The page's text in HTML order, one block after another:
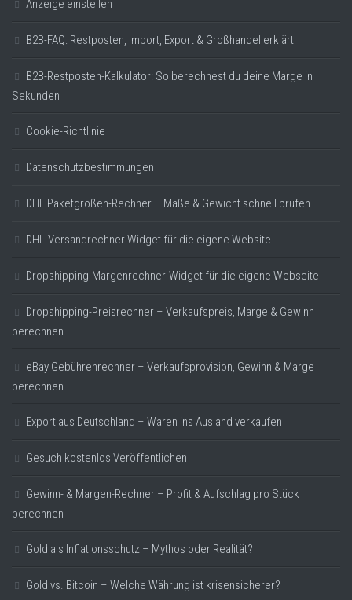
Anzeige einstellen
B2B-FAQ: Restposten, Import, Export & Großhandel erklärt
B2B-Restposten-Kalkulator: So berechnest du deine Marge in
Sekunden
Cookie-Richtlinie
Datenschutzbestimmungen
DHL Paketgrößen-Rechner – Maße & Gewicht schnell prüfen
DHL-Versandrechner Widget für die eigene Website.
Dropshipping-Margenrechner-Widget für die eigene Webseite
Dropshipping-Preisrechner – Verkaufspreis, Marge & Gewinn
berechnen
eBay Gebührenrechner – Verkaufsprovision, Gewinn & Marge
berechnen
Export aus Deutschland – Waren ins Ausland verkaufen
Gesuch kostenlos Veröffentlichen
Gewinn- & Margen-Rechner – Profit & Aufschlag pro Stück
berechnen
Gold als Inflationsschutz – Mythos oder Realität?
Gold vs. Bitcoin – Welche Währung ist krisensicherer?